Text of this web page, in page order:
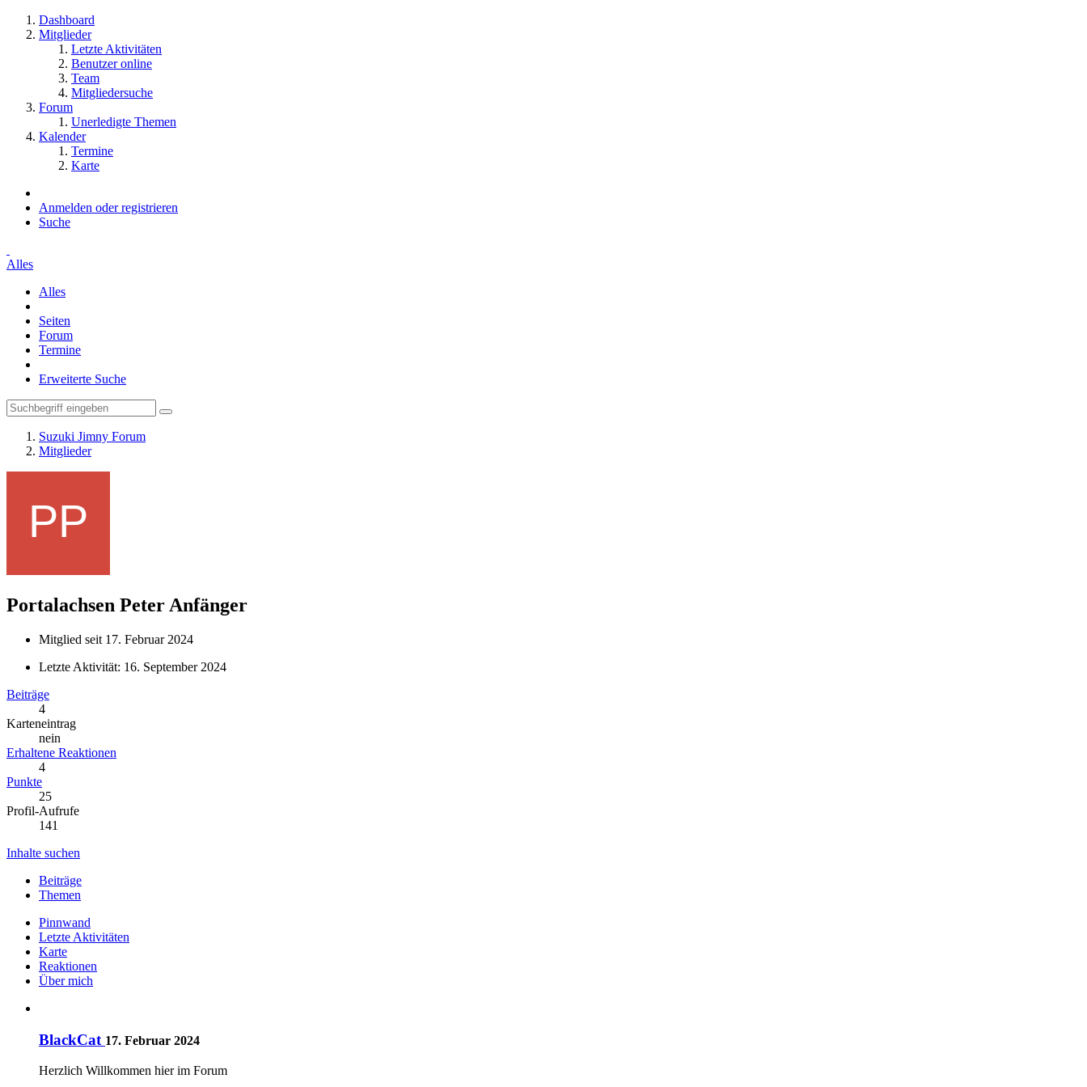
Dashboard
Mitglieder
Letzte Aktivitäten
Benutzer online
Team
Mitgliedersuche
Forum
Unerledigte Themen
Kalender
Termine
Karte
Anmelden oder registrieren
Suche
Alles
Alles
Seiten
Forum
Termine
Erweiterte Suche
Suzuki Jimny Forum
Mitglieder
Portalachsen Peter Anfänger
Mitglied seit 17. Februar 2024
Letzte Aktivität: 16. September 2024
Beiträge
4
Karteneintrag
nein
Erhaltene Reaktionen
4
Punkte
25
Profil-Aufrufe
141
Inhalte suchen
Beiträge
Themen
Pinnwand
Letzte Aktivitäten
Karte
Reaktionen
Über mich
BlackCat 17. Februar 2024
Herzlich Willkommen hier im Forum